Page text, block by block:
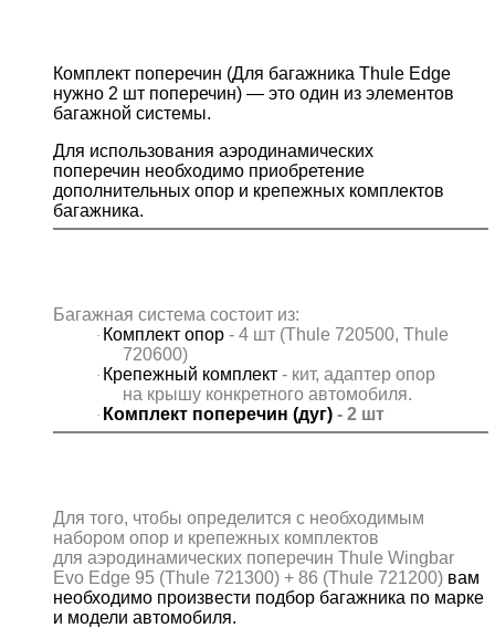
Комплект поперечин (Для багажника Thule Edge
нужно 2 шт поперечин) — это один из элементов
багажной системы.
Для использования аэродинамических
поперечин необходимо приобретение
дополнительных опор и крепежных комплектов
багажника.
Багажная система состоит из:
· Комплект опор - 4 шт (Thule 720500, Thule
720600)
· Крепежный комплект - кит, адаптер опор
на крышу конкретного автомобиля.
· Комплект поперечин (дуг) - 2 шт
Для того, чтобы определится с необходимым
набором опор и крепежных комплектов
для аэродинамических поперечин Thule Wingbar
Evo Edge 95 (Thule 721300) + 86 (Thule 721200) вам
необходимо произвести подбор багажника по марке
и модели автомобиля.